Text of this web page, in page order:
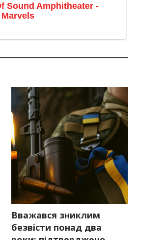
Вважався зниклим
безвісти понад два